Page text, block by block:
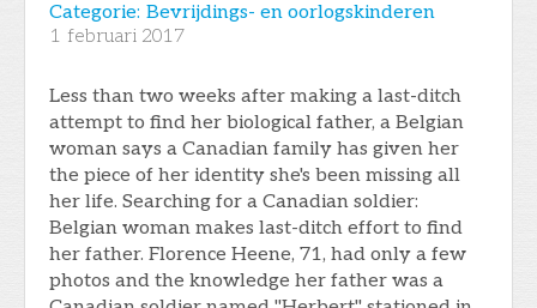
Categorie: Bevrijdings- en oorlogskinderen
1 februari 2017
Less than two weeks after making a last-ditch
attempt to find her biological father, a Belgian
woman says a Canadian family has given her
the piece of her identity she's been missing all
her life. Searching for a Canadian soldier:
Belgian woman makes last-ditch effort to find
her father. Florence Heene, 71, had only a few
photos and the knowledge her father was a